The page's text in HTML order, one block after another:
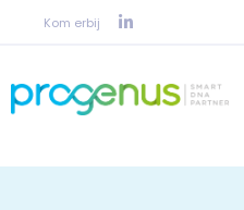
Kom erbij